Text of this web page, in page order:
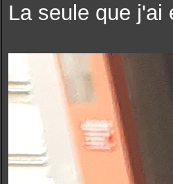
La seule que j'ai